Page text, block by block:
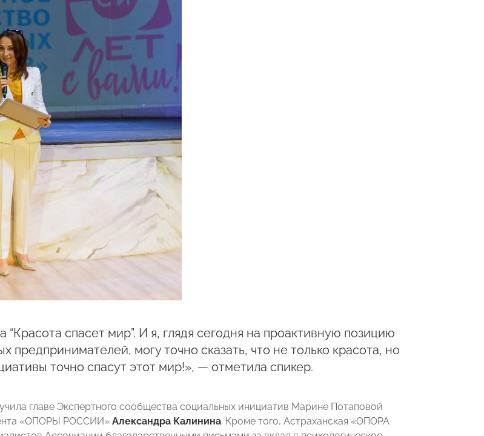
“Красота спасет мир”. И я, глядя сегодня на проактивную позицию
предпринимателей, могу точно сказать, что не только красота, но
точно спасут этот мир!», — отметила спикер.
главе Экспертного сообщества социальных инициатив Марине Потаповой
«ОПОРЫ РОССИИ» Александра Калинина. Кроме того, Астраханская «ОПОРА